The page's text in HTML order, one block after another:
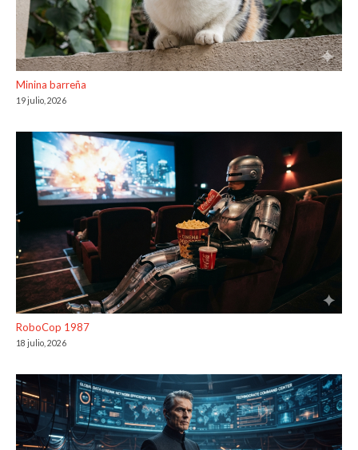
Minina barreña
19 julio, 2026
RoboCop 1987
18 julio, 2026